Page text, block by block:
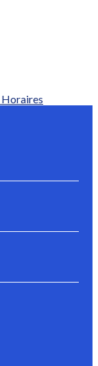
Horaires